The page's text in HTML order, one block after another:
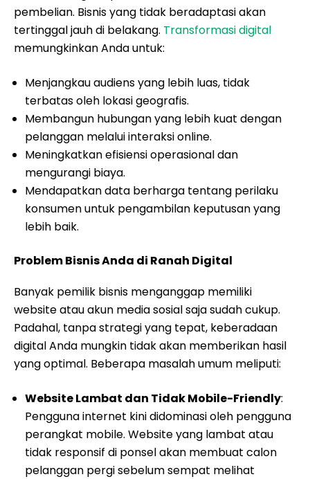
pembelian. Bisnis yang tidak beradaptasi akan
tertinggal jauh di belakang. Transformasi digital
memungkinkan Anda untuk:
Menjangkau audiens yang lebih luas, tidak
terbatas oleh lokasi geografis.
Membangun hubungan yang lebih kuat dengan
pelanggan melalui interaksi online.
Meningkatkan efisiensi operasional dan
mengurangi biaya.
Mendapatkan data berharga tentang perilaku
konsumen untuk pengambilan keputusan yang
lebih baik.
Problem Bisnis Anda di Ranah Digital
Banyak pemilik bisnis menganggap memiliki
website atau akun media sosial saja sudah cukup.
Padahal, tanpa strategi yang tepat, keberadaan
digital Anda mungkin tidak akan memberikan hasil
yang optimal. Beberapa masalah umum meliputi:
Website Lambat dan Tidak Mobile-Friendly:
Pengguna internet kini didominasi oleh pengguna
perangkat mobile. Website yang lambat atau
tidak responsif di ponsel akan membuat calon
pelanggan pergi sebelum sempat melihat